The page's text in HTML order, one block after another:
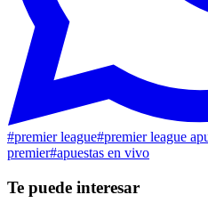
#premier league#premier league
premier#apuestas en vivo
Te puede interesar